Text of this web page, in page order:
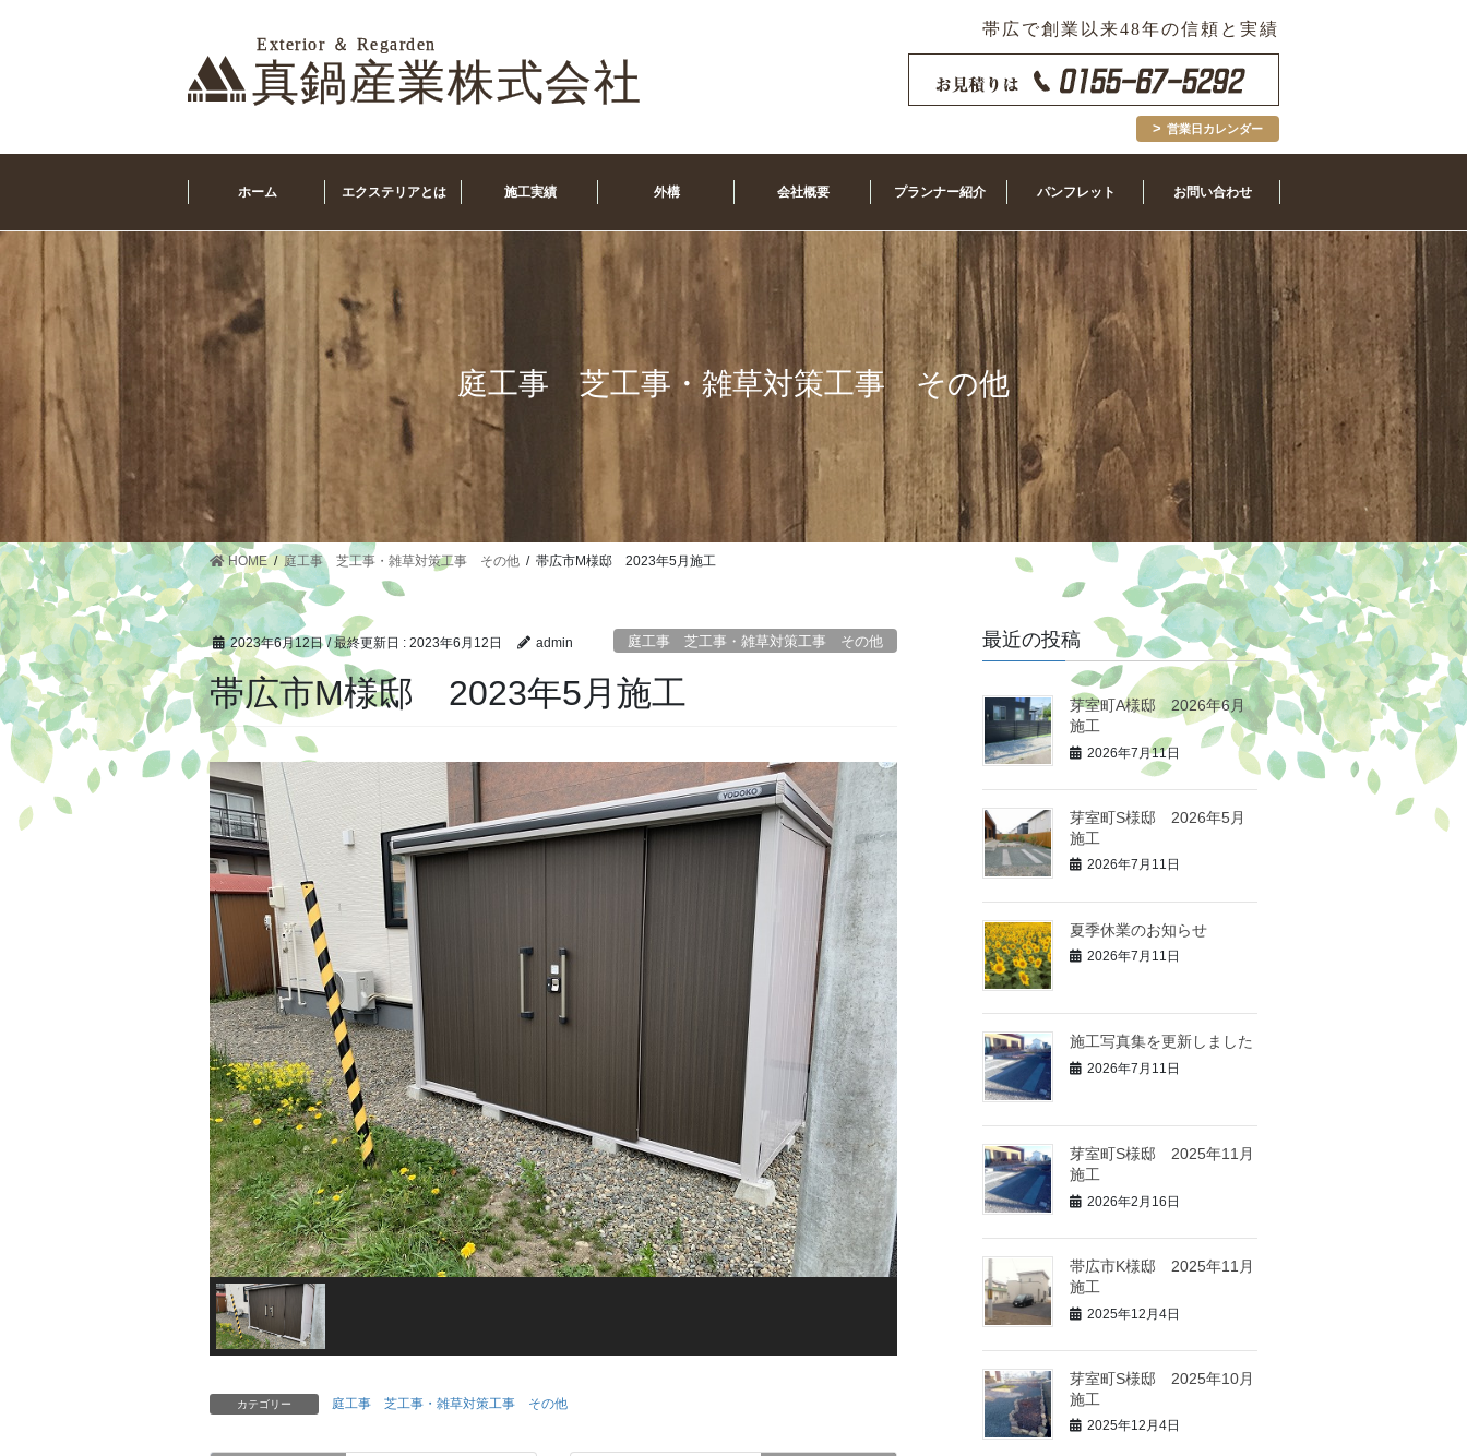
帯広で創業以来48年の信頼と実績
営業日カレンダー
ホーム エクステリアとは 施工実績 外構 会社概要 プランナー紹介 パンフレット お問い合わせ
庭工事 芝工事・雑草対策工事 その他
HOME 庭工事 芝工事・雑草対策工事 その他 帯広市M様邸 2023年5月施工
2023年6月12日 / 最終更新日 : 2023年6月12日 admin 庭工事 芝工事・雑草対策工事 その他
帯広市M様邸 2023年5月施工
カテゴリー 庭工事 芝工事・雑草対策工事 その他
最近の投稿
芽室町A様邸 2026年6月
施工
2026年7月11日
芽室町S様邸 2026年5月
施工
2026年7月11日
夏季休業のお知らせ
2026年7月11日
施工写真集を更新しました
2026年7月11日
芽室町S様邸 2025年11月
施工
2026年2月16日
帯広市K様邸 2025年11月
施工
2025年12月4日
芽室町S様邸 2025年10月
施工
2025年12月4日